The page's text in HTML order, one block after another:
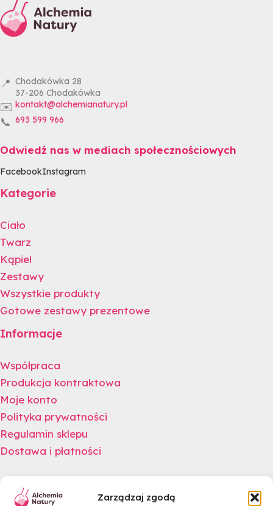
Zarządzaj zgodą
📍 Chodakówka 28
37-206 Chodakówka
✉️ kontakt@alchemianatury.pl
📞 693 599 966
Odwiedź nas w mediach społecznościowych
FacebookInstagram
Kategorie
Ciało
Twarz
Kąpiel
Zestawy
Wszystkie produkty
Gotowe zestawy prezentowe
Informacje
Współpraca
Produkcja kontraktowa
Moje konto
Polityka prywatności
Regulamin sklepu
Dostawa i płatności
Newsletter